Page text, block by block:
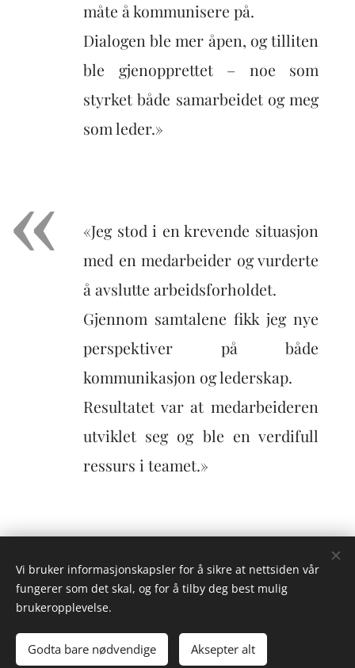
måte å kommunisere på.
Dialogen ble mer åpen, og tilliten
ble gjenopprettet – noe som
styrket både samarbeidet og meg
som leder.»
«Jeg stod i en krevende situasjon
med en medarbeider og vurderte
å avslutte arbeidsforholdet.
Gjennom samtalene fikk jeg nye
perspektiver på både
kommunikasjon og lederskap.
Resultatet var at medarbeideren
utviklet seg og ble en verdifull
ressurs i teamet.»
NESTE SKRITT
org.nr.: 819530122
Informasjonskapsler
Vi bruker informasjonskapsler for å sikre at nettsiden vår
fungerer som det skal, og for å tilby deg best mulig
brukeropplevelse.
Godta bare nødvendige Aksepter alt